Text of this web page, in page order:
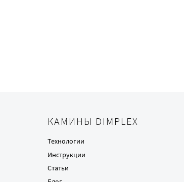
КАМИНЫ DIMPLEX
Технологии
Инструкции
Статьи